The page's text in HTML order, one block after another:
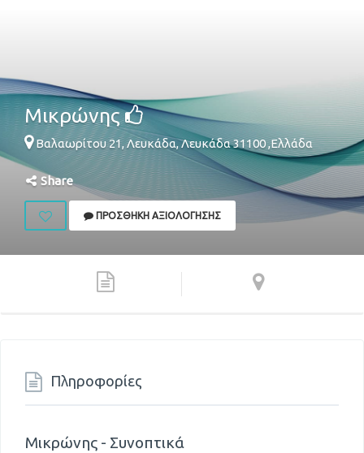
Μικρώνης
Βαλαωρίτου 21,Λευκάδα,Λευκάδα31100,Ελλάδα
Share
ΠΡΟΣΘΉΚΗ ΑΞΙΟΛΌΓΗΣΗΣ
Πληροφορίες
Μικρώνης - Συνοπτικά